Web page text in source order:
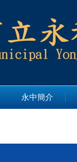
永中簡介